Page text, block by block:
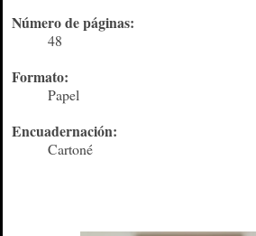
Número de páginas:
48
Formato:
Papel
Encuadernación:
Cartoné